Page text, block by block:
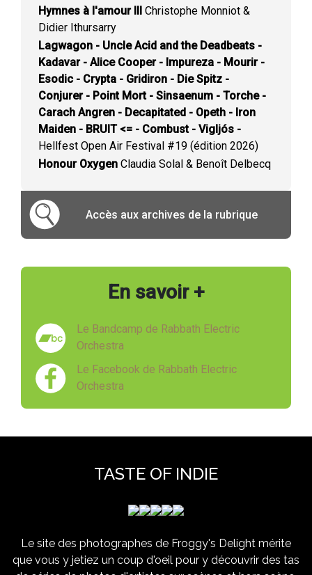
Hymnes à l'amour III Christophe Monniot &
Didier Ithursarry
Lagwagon - Uncle Acid and the Deadbeats -
Kadavar - Alice Cooper - Impureza - Mourir -
Esodic - Crypta - Gridiron - Die Spitz -
Conjurer - Point Mort - Sinsaenum - Torche -
Carach Angren - Decapitated - Opeth - Iron
Maiden - BRUIT <= - Combust - Vigljós -
Hellfest Open Air Festival #19 (édition 2026)
Honour Oxygen Claudia Solal & Benoît Delbecq
Accès aux archives de la rubrique
En savoir +
Le Bandcamp de Rabbath Electric
Orchestra
Le Facebook de Rabbath Electric
Orchestra
TASTE OF INDIE
Le site des photographes de Froggy's Delight mérite
que vous y jetiez un coup d'oeil pour y découvrir des tas